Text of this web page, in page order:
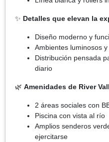
✨ Detalles que elevan la
Diseño moderno y
Ambientes luminosos
Distribución pensada
diario
🌿 Amenidades de River
2 áreas sociales con
Piscina con vista al río
Amplios senderos
ejercitarse